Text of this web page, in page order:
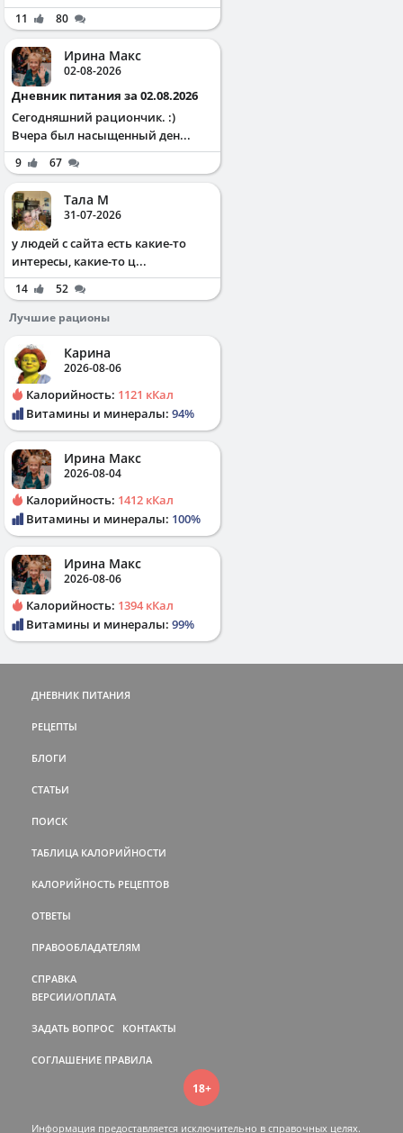
11 80
Ирина Макс
02-08-2026
Дневник питания за 02.08.2026
Сегодняшний рациончик. :)
Вчера был насыщенный ден...
9 67
Тала М
31-07-2026
у людей с сайта есть какие-то
интересы, какие-то ц...
14
52
Лучшие рационы
Карина
2026-08-06
Калорийность: 1121 кКал
Витамины и минералы: 94%
Ирина Макс
2026-08-04
Калорийность: 1412 кКал
Витамины и минералы: 100%
Ирина Макс
2026-08-06
Калорийность: 1394 кКал
Витамины и минералы: 99%
ДНЕВНИК ПИТАНИЯ
РЕЦЕПТЫ
БЛОГИ
СТАТЬИ
ПОИСК
ТАБЛИЦА КАЛОРИЙНОСТИ
КАЛОРИЙНОСТЬ РЕЦЕПТОВ
ОТВЕТЫ
ПРАВООБЛАДАТЕЛЯМ
СПРАВКА
ВЕРСИИ/ОПЛАТА
ЗАДАТЬ ВОПРОС КОНТАКТЫ
СОГЛАШЕНИЕ ПРАВИЛА
18+
Информация предоставляется исключительно в справочных целях.